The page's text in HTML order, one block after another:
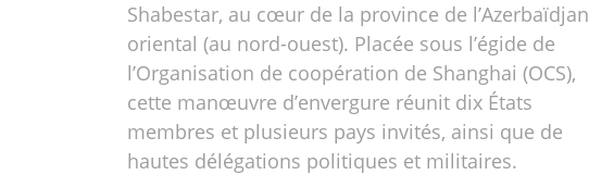
Shabestar, au cœur de la province de l’Azerbaïdjan
oriental (au nord-ouest). Placée sous l’égide de
l’Organisation de coopération de Shanghai (OCS),
cette manœuvre d’envergure réunit dix États
membres et plusieurs pays invités, ainsi que de
hautes délégations politiques et militaires.